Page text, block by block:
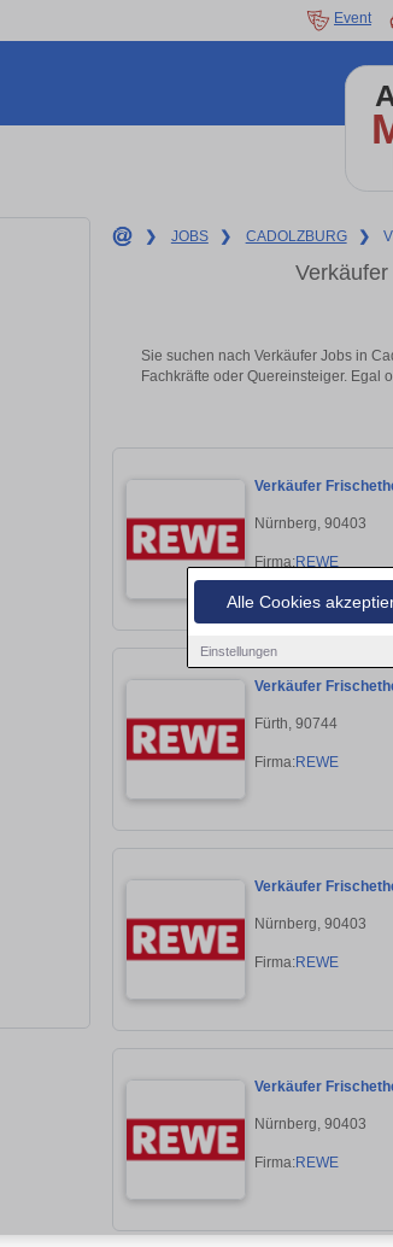
Alle Cookies
Einstellungen
Event
❯ JOBS ❯ CADOLZBURG ❯
Sie suchen nach Verkäufer Jobs in
Fachkräfte oder Quereinsteiger. Egal
Verkäufer
Nürnberg, 90403
Firma:REWE
Verkäufer
Fürth, 90744
Firma:REWE
Verkäufer
Nürnberg, 90403
Firma:REWE
Verkäufer
Nürnberg, 90403
Firma:REWE